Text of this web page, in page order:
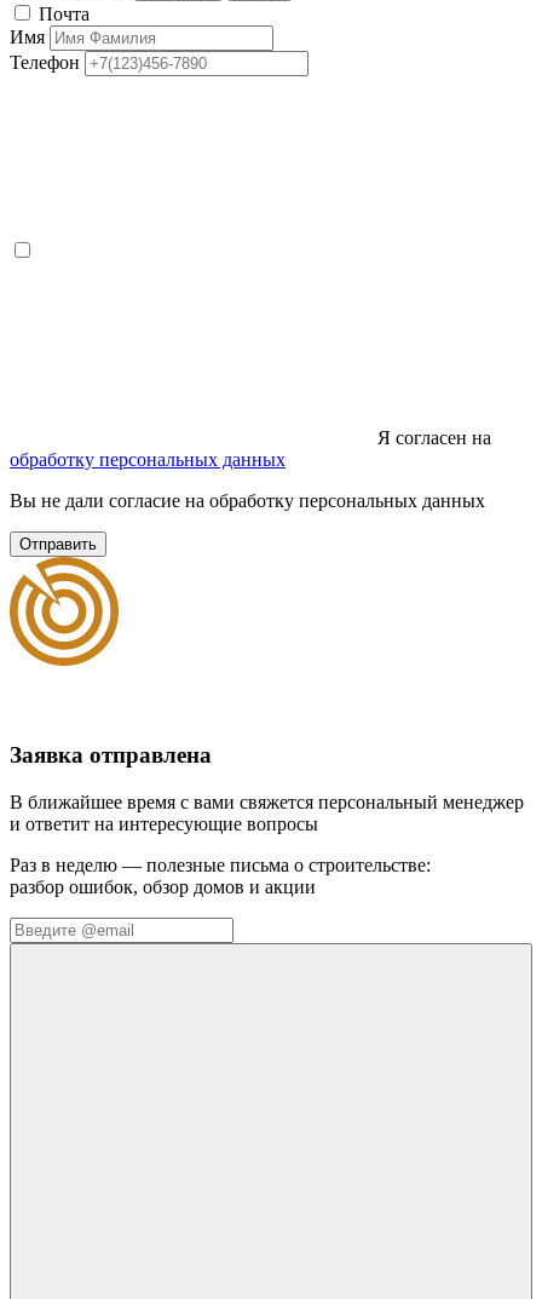
Почта
Имя
Телефон
Я согласен на
обработку персональных данных
Вы не дали согласие на обработку персональных данных
Отправить
Заявка отправлена
В ближайшее время с вами свяжется персональный менеджер
и ответит на интересующие вопросы
Раз в неделю — полезные письма о строительстве:
разбор ошибок, обзор домов и акции